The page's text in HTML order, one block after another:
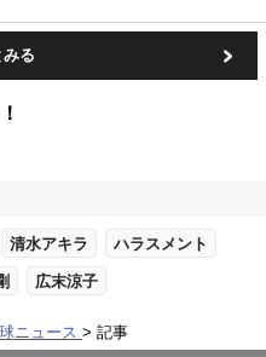
みる
清水アキラ ハラスメント
広末涼子
ニュース 記事